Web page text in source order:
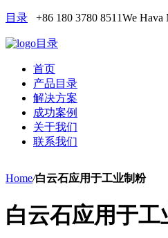
目录 +86 180 3780 8511We Hava
目录
首页
产品目录
解决方案
成功案例
关于我们
联系我们
Home/白云石应用于工业制粉
白云石应用于工